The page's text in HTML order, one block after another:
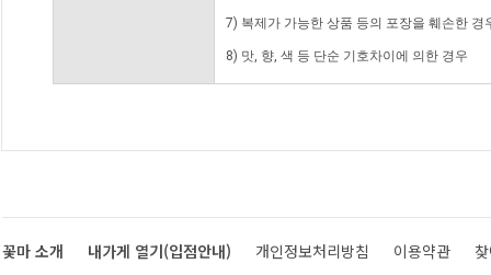
7) 복제가 가능한 상품 등의 포장을 훼손한 경
8) 맛, 향, 색 등 단순 기호차이에 의한 경우
꽃마 소개 내가게 열기(입점안내) 개인정보처리방침 이용약관